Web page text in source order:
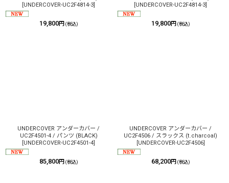
[UNDERCOVER-UC2F4814-3]
19,800円 (税込)
[UNDERCOVER-UC2F4814-3]
19,800円 (税込)
UNDERCOVER アンダーカバー /
UC2F4501-4 / パンツ (BLACK)
[UNDERCOVER-UC2F4501-4]
85,800円 (税込)
UNDERCOVER アンダーカバー /
UC2F4506 / スラックス (t.charcoal)
[UNDERCOVER-UC2F4506]
68,200円 (税込)